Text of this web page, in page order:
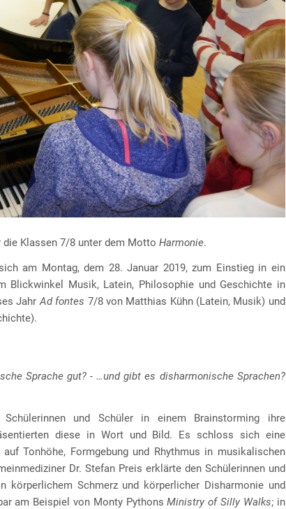
die Klassen 7/8 unter dem MottoHarmonie.
am Montag, dem 28. Januar 2019, zum Einstieg in ein
Blickwinkel Musik, Latein, Philosophie und Geschichte in
Jahr Ad fontes 7/8 von Matthias Kühn (Latein, Musik) und
Sprache gut? - …und gibt es disharmonische Sprachen?
und Schüler in einem Brainstorming ihre
diese in Wort und Bild. Es schloss sich eine
Tonhöhe, Formgebung und Rhythmus in musikalischen
Dr. Stefan Preis erklärte den Schülerinnen und
körperlichem Schmerz und körperlicher Disharmonie und
am Beispiel von Monty PythonsMinistry of Silly Walks; in